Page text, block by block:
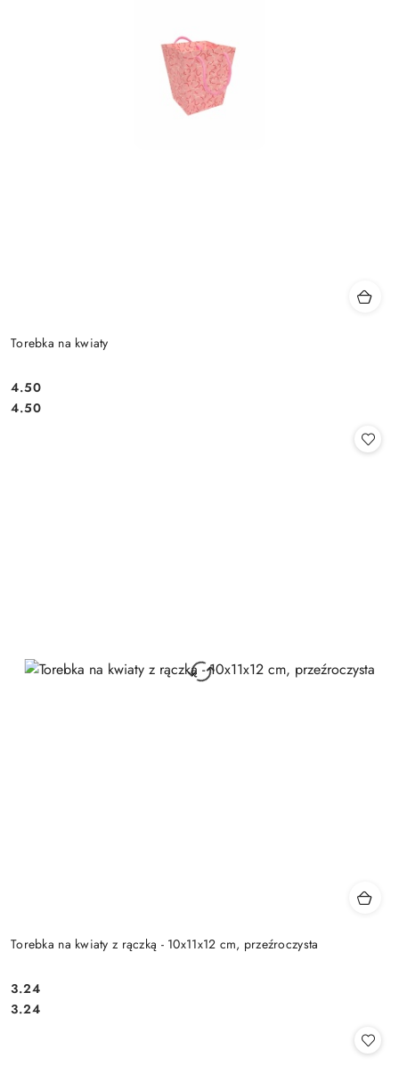
Torebka na kwiaty
Cena:
4.50
Cena:
4.50
Torebka na kwiaty z rączką - 10x11x12 cm, przeźroczysta
Cena:
3.24
Cena:
3.24